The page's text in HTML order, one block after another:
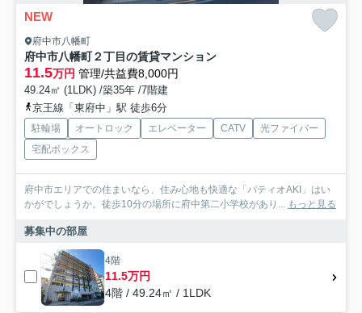
NEW
府中市八幡町
府中市八幡町２丁目の賃貸マンション
11.5万円 管理/共益費8,000円
49.24㎡ (1LDK) /築35年 /7階建
京王線「東府中」駅 徒歩6分
駐輪場 オートロック エレベーター CATV
光ファイバー
宅配ボックス
府中市エリアでの住まいなら、住み心地も快適な「パティオAKI」はい
かがでしょうか。徒歩10分の場所に府中第二小学校があり...
もっと見る
募集中の部屋
4階
11.5万円
4階 / 49.24㎡ / 1LDK